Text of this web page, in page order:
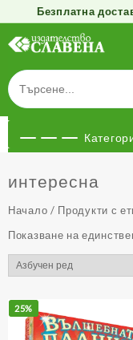
Безплатна
съдържанието
интересна
Начало / Продукти с
Показване на
25%